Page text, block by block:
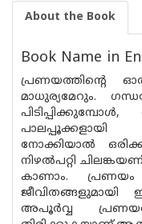
About the Book
Book Name in
പ്രണയത്തിന്റെ
മാധുര്യമേറും.
പാലപ്പൂക്കളായി
നോക്കിയാൽ
നിഴൽപറ്റി
കാണാം.
അപൂർവ്വ